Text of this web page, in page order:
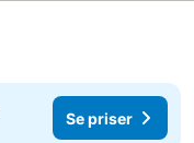
Se priser